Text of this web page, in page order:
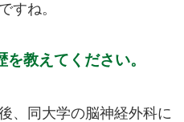
すね。
教えてください。
、同大学の脳神経外科に